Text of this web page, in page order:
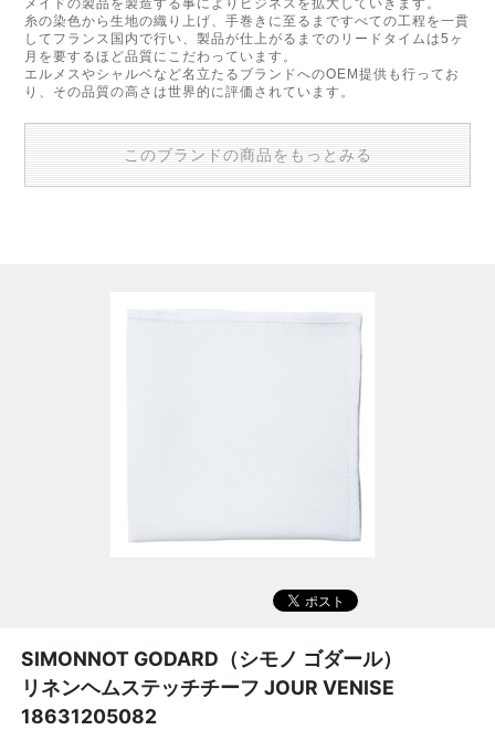
糸の染色から生地の織り上げ、手巻きに至るまですべての工程を一貫
してフランス国内で行い、製品が仕上がるまでのリードタイムは5ヶ
月を要するほど品質にこだわっています。
エルメスやシャルベなど名立たるブランドへのOEM提供も行ってお
り、その品質の高さは世界的に評価されています。
このブランドの商品をもっとみる
SIMONNOT GODARD（シモノ ゴダール）
リネンヘムステッチチーフ JOUR VENISE
18631205082